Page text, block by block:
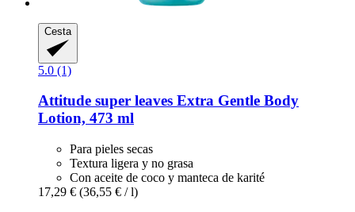
Cesta
5.0 (1)
Attitude super leaves Extra Gentle Body
Lotion, 473 ml
Para pieles secas
Textura ligera y no grasa
Con aceite de coco y manteca de karité
17,29 € (36,55 € / l)